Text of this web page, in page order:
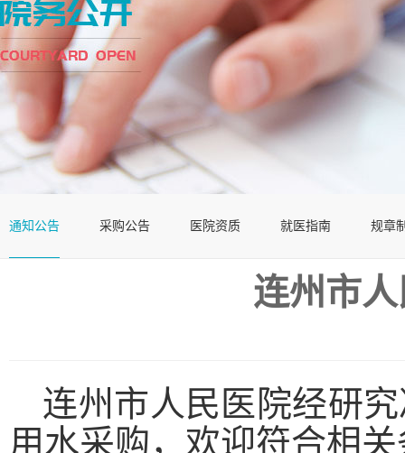
通知公告 采购公告 医院资质 就医指南 规章
连州市
连州市人民医院经研
用水采购，欢迎符合相